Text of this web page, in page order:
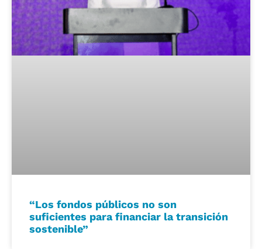
“Los fondos públicos no son
suficientes para financiar la transición
sostenible”